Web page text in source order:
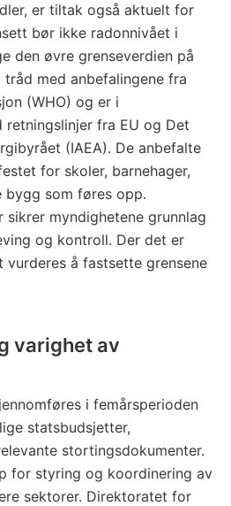
er tiltak også aktuelt for
bør ikke radonnivået i
den øvre grenseverdien på
tråd med anbefalingene fra
(WHO) og er i
retningslinjer fra EU og Det
(IAEA). De anbefalte
for skoler, barnehager,
som føres opp.
sikrer myndighetene grunnlag
og kontroll. Der det er
vurderes å fastsette grensene
varighet av
i femårsperioden
statsbudsjetter,
stortingsdokumenter.
for styring og koordinering av
sektorer. Direktoratet for